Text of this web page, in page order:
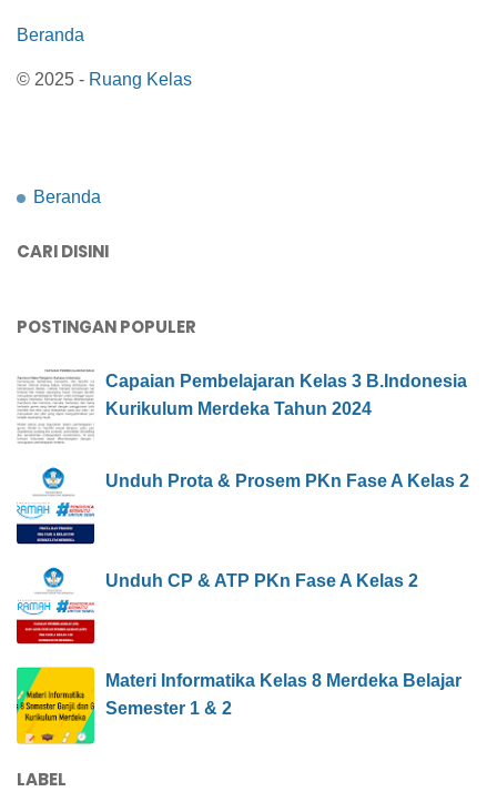
Beranda
© 2025 - Ruang Kelas
Beranda
CARI DISINI
POSTINGAN POPULER
Capaian Pembelajaran Kelas 3 B.Indonesia
Kurikulum Merdeka Tahun 2024
Unduh Prota & Prosem PKn Fase A Kelas 2
Unduh CP & ATP PKn Fase A Kelas 2
Materi Informatika Kelas 8 Merdeka Belajar
Semester 1 & 2
LABEL